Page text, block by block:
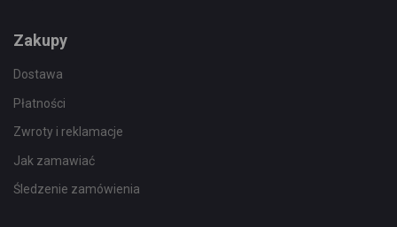
Zakupy
Dostawa
Płatności
Zwroty i reklamacje
Jak zamawiać
Śledzenie zamówienia